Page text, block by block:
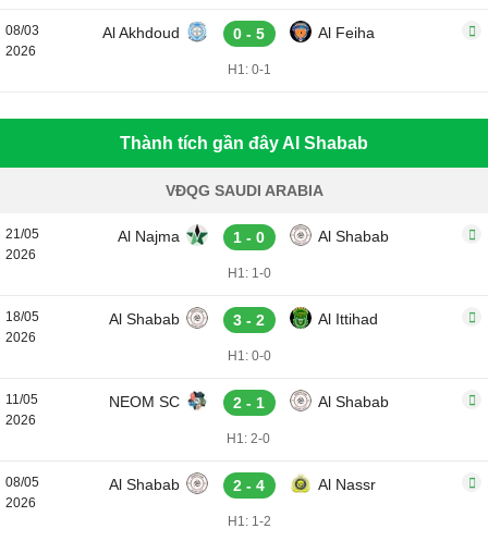
08/03
2026
Al Akhdoud 0 - 5 Al Feiha
H1: 0-1
Thành tích gần đây Al Shabab
VĐQG SAUDI ARABIA
21/05
2026
Al Najma 1 - 0 Al Shabab
H1: 1-0
18/05
2026
Al Shabab 3 - 2 Al Ittihad
H1: 0-0
11/05
2026
NEOM SC 2 - 1 Al Shabab
H1: 2-0
08/05
2026
Al Shabab 2 - 4 Al Nassr
H1: 1-2